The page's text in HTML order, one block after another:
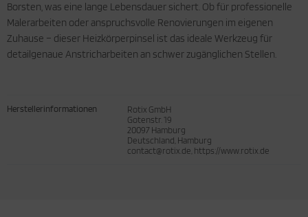
Borsten, was eine lange Lebensdauer sichert. Ob für professionelle
Malerarbeiten oder anspruchsvolle Renovierungen im eigenen
Zuhause – dieser Heizkörperpinsel ist das ideale Werkzeug für
detailgenaue Anstricharbeiten an schwer zugänglichen Stellen.
Herstellerinformationen
Rotix GmbH
Gotenstr. 19
20097 Hamburg
Deutschland, Hamburg
contact@rotix.de, https://www.rotix.de